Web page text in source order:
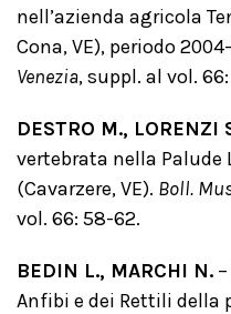
nell’azienda agricola
Cona, VE), periodo
Venezia, suppl. al vol.
DESTRO M., LORENZI
vertebrata nella Palude
(Cavarzere, VE). Boll.
vol. 66: 58-62.
BEDIN L., MARCHI N.
Anfibi e dei Rettili della